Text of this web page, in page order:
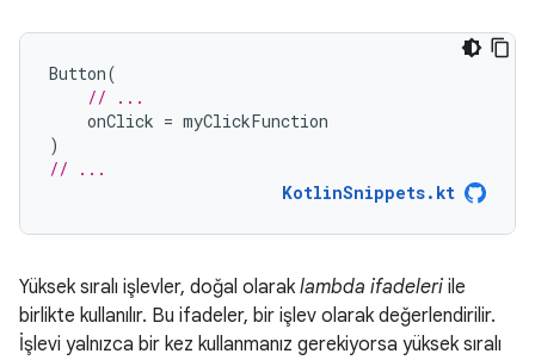
Button(
// ...
onClick = myClickFunction
)
// ...
KotlinSnippets.kt
Yüksek sıralı işlevler, doğal olarak lambda ifadeleri ile
birlikte kullanılır. Bu ifadeler, bir işlev olarak değerlendirilir.
İşlevi yalnızca bir kez kullanmanız gerekiyorsa yüksek sıralı